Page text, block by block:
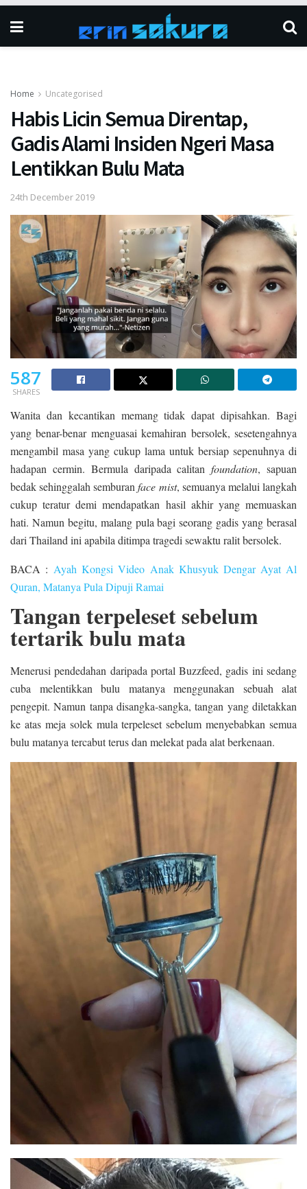
Home Uncategorised
Habis Licin Semua Direntap,
Gadis Alami Insiden Ngeri Masa
Lentikkan Bulu Mata
24th December 2019
587
SHARES
Wanita dan kecantikan memang tidak dapat dipisahkan. Bagi
yang benar-benar menguasai kemahiran bersolek, sesetengahnya
mengambil masa yang cukup lama untuk bersiap sepenuhnya di
hadapan cermin. Bermula daripada calitan foundation, sapuan
bedak sehinggalah semburanface mist, semuanya melalui langkah
cukup teratur demi mendapatkan hasil akhir yang memuaskan
hati. Namun begitu, malang pula bagi seorang gadis yang berasal
dari Thailand ini apabila ditimpa tragedi sewaktu ralit bersolek.
BACA : Ayah Kongsi Video Anak Khusyuk Dengar Ayat Al
Quran, Matanya Pula Dipuji Ramai
Tangan terpeleset sebelum
tertarik bulu mata
Menerusi pendedahan daripada portal Buzzfeed, gadis ini sedang
cuba melentikkan bulu matanya menggunakan sebuah alat
pengepit. Namun tanpa disangka-sangka, tangan yang diletakkan
ke atas meja solek mula terpeleset sebelum menyebabkan semua
bulu matanya tercabut terus dan melekat pada alat berkenaan.